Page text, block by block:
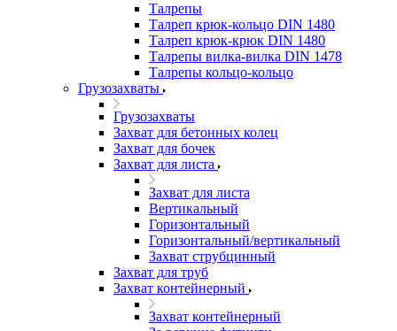
Талрепы
Талреп крюк-кольцо DIN 1480
Талреп крюк-крюк DIN 1480
Талрепы вилка-вилка DIN 1478
Талрепы кольцо-кольцо
Грузозахваты
Грузозахваты
Захват для бетонных колец
Захват для бочек
Захват для листа
Захват для листа
Вертикальный
Горизонтальный
Горизонтальный/вертикальный
Захват струбцинный
Захват для труб
Захват контейнерный
Захват контейнерный